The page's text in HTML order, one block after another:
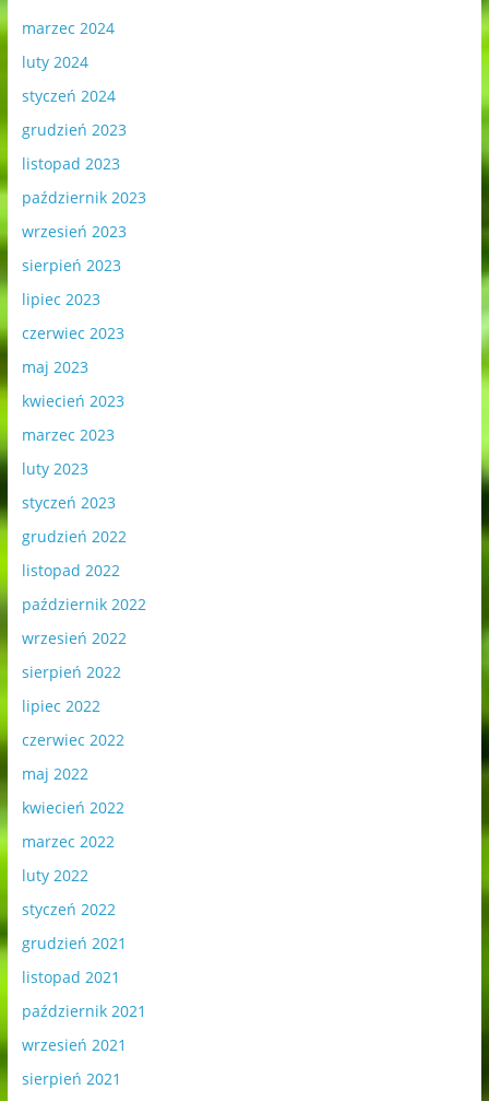
marzec 2024
luty 2024
styczeń 2024
grudzień 2023
listopad 2023
październik 2023
wrzesień 2023
sierpień 2023
lipiec 2023
czerwiec 2023
maj 2023
kwiecień 2023
marzec 2023
luty 2023
styczeń 2023
grudzień 2022
listopad 2022
październik 2022
wrzesień 2022
sierpień 2022
lipiec 2022
czerwiec 2022
maj 2022
kwiecień 2022
marzec 2022
luty 2022
styczeń 2022
grudzień 2021
listopad 2021
październik 2021
wrzesień 2021
sierpień 2021